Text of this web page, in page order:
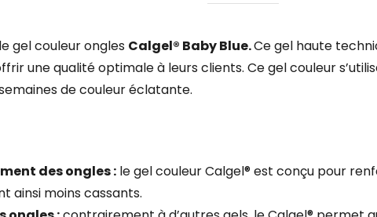
gel couleur ongles Calgel® Baby Blue.Ce gel haute
une qualité optimale à leurs clients. Ce gel couleur
de couleur éclatante.
des ongles : le gel couleur Calgel® est conçu pour
ainsi moins cassants.